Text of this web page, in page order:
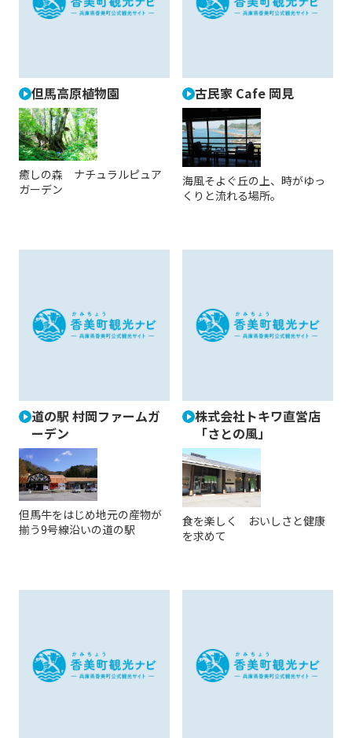
但馬高原植物園
癒しの森 ナチュラルピュア
ガーデン
古民家 Cafe 岡見
海風そよぐ丘の上、時がゆっ
くりと流れる場所。
道の駅 村岡ファームガ
ーデン
但馬牛をはじめ地元の産物が
揃う9号線沿いの道の駅
株式会社トキワ直営店
「さとの風」
食を楽しく おいしさと健康
を求めて